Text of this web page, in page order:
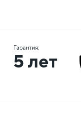
Гарантия:
5 лет